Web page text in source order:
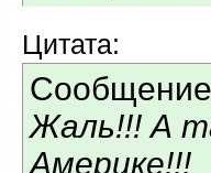
Цитата:
Жаль!!! А
Америке!!!